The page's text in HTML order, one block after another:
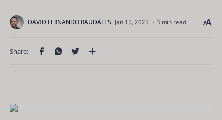
3 min read